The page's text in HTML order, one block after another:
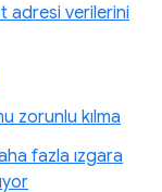
adresi verilerini
zorunlu kılma
fazla ızgara